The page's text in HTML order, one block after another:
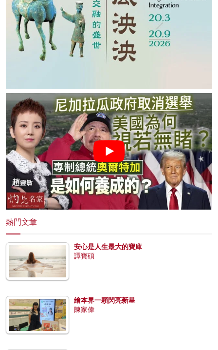
熱門文章
安心是人生最大的寶庫
譚寶碩
繪本界一顆閃亮新星
陳家偉